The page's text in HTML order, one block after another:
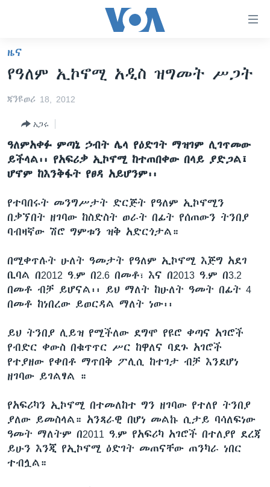
ማገናኛዎች
ዋናው
ይዘት
ይዘት
እለፍ
ወደ
ይዘት
እለፍ
ዓለምአቀፍ
አሜሪካ
መካከለኛው ምሥራቅ
ጋቢና ቪኦኤ
ከምሽቱ ሦስት ሰዓት የአማርኛ ዜና
ቪዲዮ
የፎቶ መድብሎች
Learning English
ይከተሉን
ዜና
የዓለም ኢኮኖሚ አዲስ ዝግመት ሥጋት
ጃንዩወሪ 18, 2012
አጋሩ
ዓለምአቀፉ ምጣኔ ኃብት ሌላ የዕድገት ማዝገም ሊገጥመው
ይችላል፡፡ የአፍሪቃ ኢኮኖሚ ከተጠበቀው በላይ ያድጋል፤
ሆኖም ከእንቅፋት የፀዳ አይሆንም፡፡
የተባበሩት መንግሥታት ድርጅት የዓለም ኢኮኖሚን
በቃኘበት ዘገባው ከስድስት ወራት በፊት የሰጠውን ትንበያ
ባብዛኛው ሽሮ ግምቱን ዝቅ አድርጎታል።
በሚቀጥሉት ሁለት ዓመታት የዓለም ኢኮኖሚ እጅግ አደገ
ቢባል በ2012 ዓ.ም በ2.6 በመቶ፣ እና በ2013 ዓ.ም በ3.2
በመቶ ብቻ ይሆናል፡፡ ይህ ማለት ከሁለት ዓመት በፊት 4
በመቶ ከነበረው ይወርዳል ማለት ነው፡፡
ይህ ትንበያ ሊይዝ የሚችለው ደግሞ የዩሮ ቀጣና አገሮች
የብድር ቀውስ በቁጥጥር ሥር ከዋለና ባደጉ አገሮች
የተያዘው የቀበቶ ማጥበቅ ፖሊሲ ከተገታ ብቻ እንደሆነ
ዘገባው ይገልፃል ።
የአፍሪካን ኢኮኖሚ በተመለከተ ግን ዘገባው የተለየ ትንበያ
ያለው ይመስላል። አንጻራዊ በሆነ መልኩ ሲታይ ባሳለፍነው
ዓመት ማለትም በ2011 ዓ.ም የአፍሪካ አገሮች በተለያየ ደረጃ
ይሁን እንጂ የኢኮኖሚ ዕድገት መጠናቸው ጠንካራ ነበር
ተብሏል።